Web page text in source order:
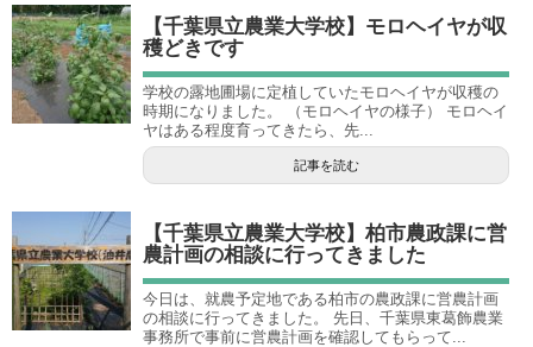
【千葉県立農業大学校】モロヘイヤが収
穫どきです
学校の露地圃場に定植していたモロヘイヤが収穫の
時期になりました。 （モロヘイヤの様子） モロヘイ
ヤはある程度育ってきたら、先...
記事を読む
【千葉県立農業大学校】柏市農政課に営
農計画の相談に行ってきました
今日は、就農予定地である柏市の農政課に営農計画
の相談に行ってきました。 先日、千葉県東葛飾農業
事務所で事前に営農計画を確認してもらって...